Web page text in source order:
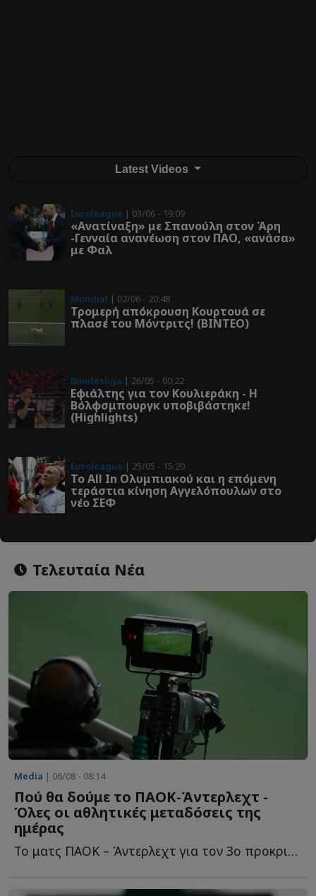
Latest Videos
Euroleague | 03/06 - 19:09
«Ανατίναξη» με Σπανούλη στον Άρη
-Γενναία ανανέωση στον ΠΑΟ, «ανάσα»
με Φαλ
Mundial | 02/06 - 20:48
Τρομερή απόκρουση Κουρτουά σε
πλασέ του Μόντριτς! (ΒΙΝΤΕΟ)
Bundesliga | 26/05 - 00:22
Εφιάλτης για τον Κουλιεράκη - Η
Βόλφσμπουργκ υποβιβάστηκε!
(Highlights)
Euroleague | 25/05 - 15:20
Το All In Ολυμπιακού και η επόμενη
τεράστια κίνηση Αγγελόπουλων στο
νέο ΣΕΦ
Τελευταία Νέα
Media | 06/08 - 08:14
Πού θα δούμε το ΠΑΟΚ-Άντερλεχτ -
Όλες οι αθλητικές μεταδόσεις της
ημέρας
Το ματς ΠΑΟΚ – Άντερλεχτ για τον 3ο προκριματικό γύρο τ...